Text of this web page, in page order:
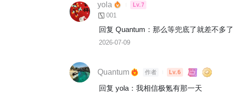
yola Lv.7
001
回复 Quantum ： 那么等兜底了就差不多了
2026-07-09
Quantum 作者
Lv.6
回复 yola ： 我相信极氪有那一天